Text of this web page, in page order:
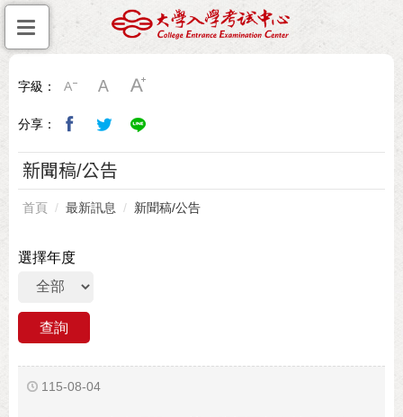
字級：
分享：
新聞稿/公告
首頁 最新訊息 新聞稿/公告
選擇年度
115-08-04